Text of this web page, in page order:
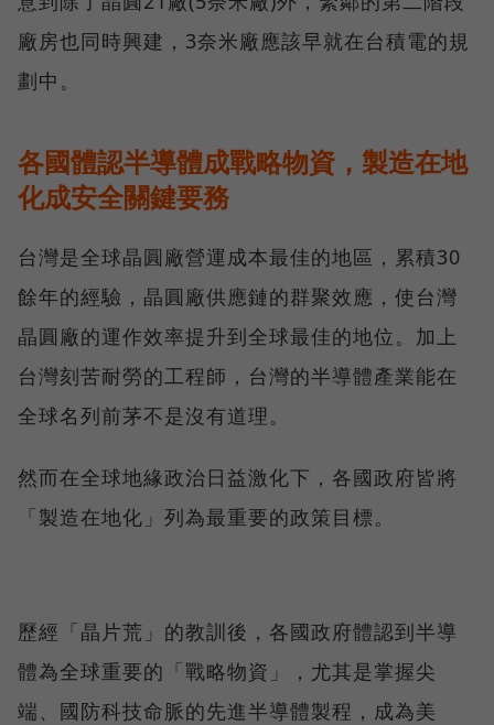
廠房也同時興建，3奈米廠應該早就在台積電的規
劃中。
各國體認半導體成戰略物資，製造在地
化成安全關鍵要務
台灣是全球晶圓廠營運成本最佳的地區，累積30
餘年的經驗，晶圓廠供應鏈的群聚效應，使台灣
晶圓廠的運作效率提升到全球最佳的地位。加上
台灣刻苦耐勞的工程師，台灣的半導體產業能在
全球名列前茅不是沒有道理。
然而在全球地緣政治日益激化下，各國政府皆將
「製造在地化」列為最重要的政策目標。
歷經「晶片荒」的教訓後，各國政府體認到半導
體為全球重要的「戰略物資」，尤其是掌握尖
端、國防科技命脈的先進半導體製程，成為美